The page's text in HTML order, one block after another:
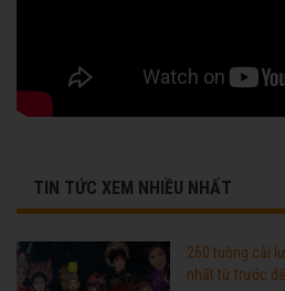
TIN TỨC XEM NHIỀU NHẤT
260 tuồng cải
nhất từ trước